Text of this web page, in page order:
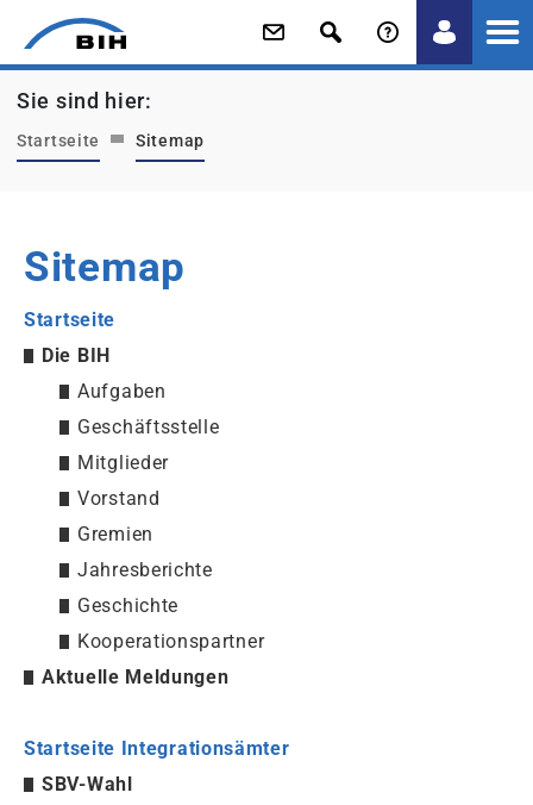
Sie sind hier:
Startseite Sitemap
Sitemap
Startseite
Die BIH
Aufgaben
Geschäftsstelle
Mitglieder
Vorstand
Gremien
Jahresberichte
Geschichte
Kooperationspartner
Aktuelle Meldungen
Startseite Integrationsämter
SBV-Wahl